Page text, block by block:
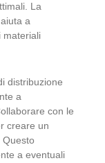
La
a
materiali
distribuzione
a
con le
creare un
Questo
a eventuali